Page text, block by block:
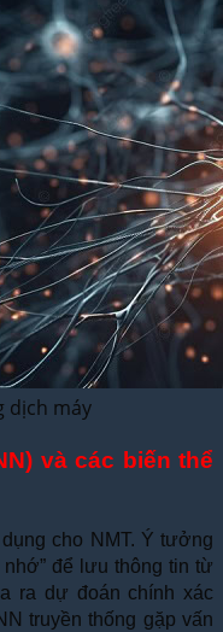
dịch máy
và các biến thể
cho NMT. Ý tưởng
để lưu thông tin từ
ra dự đoán chính xác
truyền thống gặp vấn